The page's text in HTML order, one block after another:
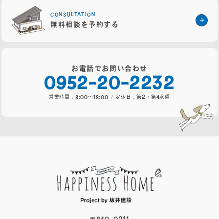
営業時間：8:00～18:00 / 定休日：第2・4火曜・水曜
CONSULTATION
無料相談を予約する
お電話でお問い合わせ
0952-20-2232
営業時間：8:00～18:00 / 定休日：第2・第4水曜